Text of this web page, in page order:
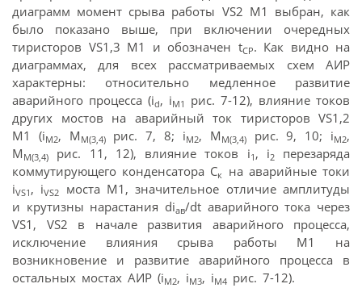
диаграмм момент срыва работы VS2 М1 выбран, как
было показано выше, при включении очередных
тиристоров VS1,3 М1 и обозначен tCP. Как видно на
диаграммах, для всех рассматриваемых схем АИР
характерны: относительно медленное развитие
аварийного процесса (id, iM1
рис. 7-12), влияние токов
других мостов на аварийный ток тиристоров VS1,2
М1 (iM2, М M(3,4)рис. 7, 8; iM2, М M(3,4)рис. 9, 10; iM2,
М M(3,4) рис. 11, 12), влияние токов i1 , i2перезаряда
коммутирующего конденсатора Ск
на аварийные токи
iVS1 , iVS2
моста М1, значительное отличие амплитуды
и крутизны нарастания diав/dt аварийного тока через
VS1, VS2 в начале развития аварийного процесса,
исключение влияния срыва работы М1 на
возникновение и развитие аварийного процесса в
остальных мостах АИР (iM2, iM3, iM4 рис. 7-12).